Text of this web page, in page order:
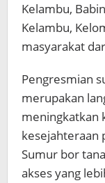
Kelambu,
Kelambu,
masyarakat
Pengresmian
merupakan
meningkatkan
kesejahteraan
Sumur bor
akses yang